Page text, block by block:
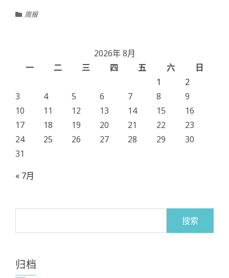
周报
2026年 8月
一
二 三 四 五 六
日
1
2
3
4 5 6 7 8
9
10
11 12 13 14 15
16
17
18 19 20 21 22
23
24
25 26 27 28 29
30
31
« 7月
归档